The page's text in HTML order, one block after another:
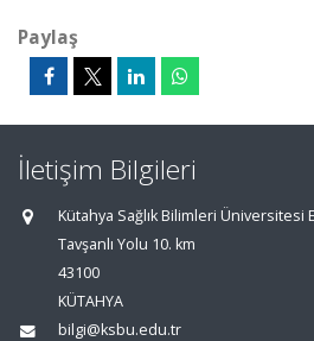
Paylaş
İletişim Bilgileri
Kütahya Sağlık Bilimleri Üniversitesi
Tavşanlı Yolu 10. km
43100
KÜTAHYA
bilgi@ksbu.edu.tr